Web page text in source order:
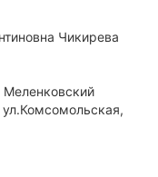
Чикирева
Меленковский